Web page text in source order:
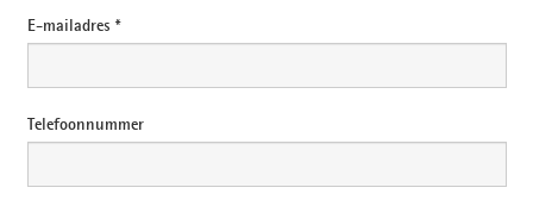
E-mailadres *
Telefoonnummer